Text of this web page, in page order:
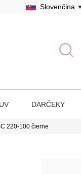
Slovenčina
DARČEKY
220-100 čierne